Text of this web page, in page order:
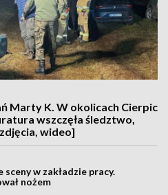
Marty K. W okolicach Cierpic
wszczęła śledztwo,
wideo]
sceny w zakładzie pracy.
nożem